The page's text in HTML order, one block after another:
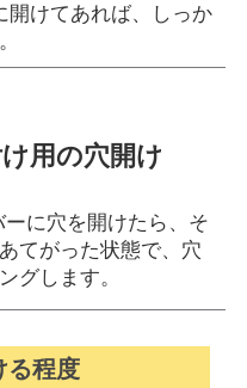
開けてあれば、しっか
用の穴開け
に穴を開けたら、そ
てがった状態で、穴
グします。
る程度